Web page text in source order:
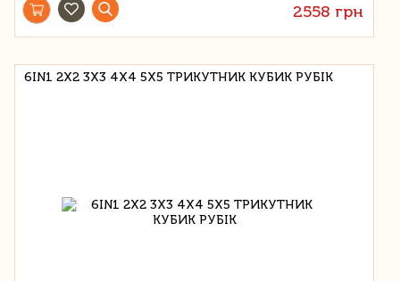
2558 грн
6IN1 2X2 3X3 4X4 5X5 ТРИКУТНИК КУБИК РУБІК